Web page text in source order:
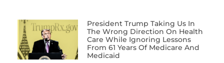
President Trump Taking Us In
The Wrong Direction On Health
Care While Ignoring Lessons
From 61 Years Of Medicare And
Medicaid